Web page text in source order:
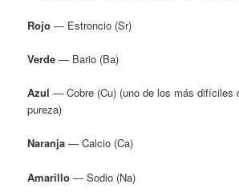
Rojo — Estroncio (Sr)
Verde — Bario (Ba)
Azul — Cobre (Cu) (uno de los más difíciles
pureza)
Naranja — Calcio (Ca)
Amarillo — Sodio (Na)